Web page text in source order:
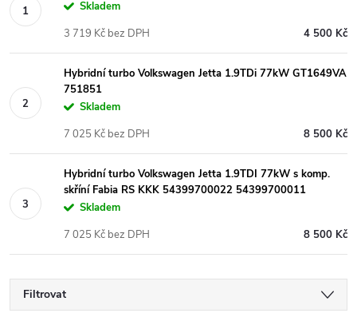
Skladem
4 500 Kč
3 719 Kč bez DPH
Hybridní turbo Volkswagen Jetta 1.9TDi 77kW GT1649VA
751851
Skladem
8 500 Kč
7 025 Kč bez DPH
Hybridní turbo Volkswagen Jetta 1.9TDI 77kW s komp.
skříní Fabia RS KKK 54399700022 54399700011
Skladem
8 500 Kč
7 025 Kč bez DPH
Filtrovat